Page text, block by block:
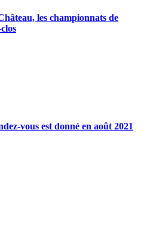
les championnats de
vous est donné en août 2021